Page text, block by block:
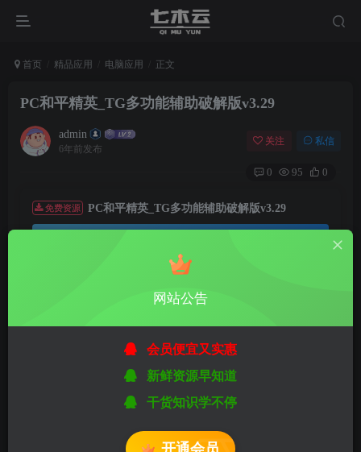
首页 精品应用 电脑应用 正文
PC和平精英_TG多功能辅助破解版v3.29
admin
6年前发布
关注 私信
0 95 0
免费资源 PC和平精英_TG多功能辅助破解版v3.29
建议用小号测试，开心就好,仅供学习参考
本文最后更新于 2020-04-01 15:44:21
------本页内容已结束，喜欢请分享------
网站公告
会员便宜又实惠
新鲜资源早知道
干货知识学不停
开通会员